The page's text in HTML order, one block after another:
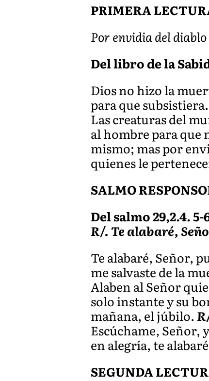
PRIMERA
Por envidia del
Del libro de la
Dios no hizo la
para que subsistiera.
Las creaturas del
al hombre para que
mismo; mas por
quienes le
SALMO
Del salmo 29,2.4. 5-
R/. Te alabaré,
Te alabaré, Señor,
me salvaste de la
Alaben al Señor
solo instante y su
mañana, el júbilo.
Escúchame, Señor,
en alegría, te
SEGUNDA